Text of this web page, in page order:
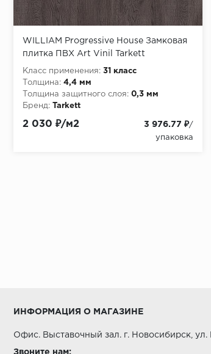
WILLIAM Progressive House Замковая
плитка ПВХ Art Vinil Tarkett
Класс применения: 31 класс
Толщина: 4,4 мм
Толщина защитного слоя: 0,3 мм
Бренд:
Tarkett
2 030 ₽/м2 3 976.77 ₽/
упаковка
ИНФОРМАЦИЯ О МАГАЗИНЕ
Офис. Выставочный зал. г. Новосибирск,
Звоните нам: